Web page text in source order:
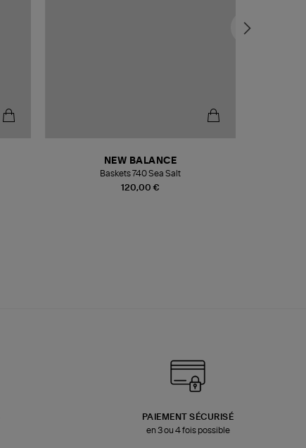
120,00 €
NEW BALANCE
Baskets 740 Sea Salt
PAIEMENT SÉCURISÉ
en 3 ou 4 fois possible